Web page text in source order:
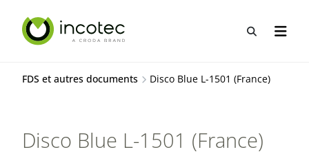
contenu
menu
FDS et autres documents Disco Blue L-1501 (France)
Disco Blue L-1501 (France)